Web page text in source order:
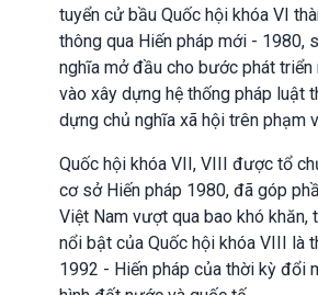
tuyển cử bầu Quốc hội khóa VI
thông qua Hiến pháp mới - 1980,
nghĩa mở đầu cho bước phát
vào xây dựng hệ thống pháp luật
dựng chủ nghĩa xã hội trên phạm
Quốc hội khóa VII, VIII được tổ
cơ sở Hiến pháp 1980, đã góp
Việt Nam vượt qua bao khó khăn,
nổi bật của Quốc hội khóa VIII là
1992 - Hiến pháp của thời kỳ đổi